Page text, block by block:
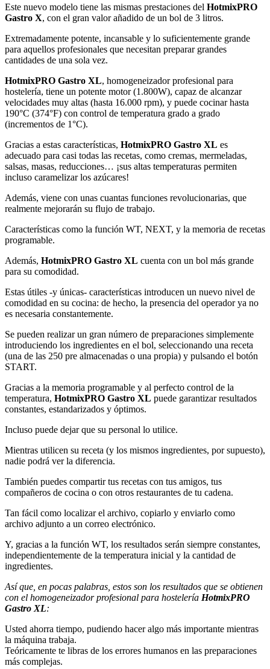
Este nuevo modelo tiene las mismas prestaciones del HotmixPRO
Gastro X, con el gran valor añadido de un bol de 3 litros.
Extremadamente potente, incansable y lo suficientemente grande
para aquellos profesionales que necesitan preparar grandes
cantidades de una sola vez.
HotmixPRO Gastro XL, homogeneizador profesional para
hostelería, tiene un potente motor (1.800W), capaz de alcanzar
velocidades muy altas (hasta 16.000 rpm), y puede cocinar hasta
190°C (374°F) con control de temperatura grado a grado
(incrementos de 1°C).
Gracias a estas características, HotmixPRO Gastro XL es
adecuado para casi todas las recetas, como cremas, mermeladas,
salsas, masas, reducciones… ¡sus altas temperaturas permiten
incluso caramelizar los azúcares!
Además, viene con unas cuantas funciones revolucionarias, que
realmente mejorarán su flujo de trabajo.
Características como la función WT, NEXT, y la memoria de recetas
programable.
Además, HotmixPRO Gastro XL cuenta con un bol más grande
para su comodidad.
Estas útiles -y únicas- características introducen un nuevo nivel de
comodidad en su cocina: de hecho, la presencia del operador ya no
es necesaria constantemente.
Se pueden realizar un gran número de preparaciones simplemente
introduciendo los ingredientes en el bol, seleccionando una receta
(una de las 250 pre almacenadas o una propia) y pulsando el botón
START.
Gracias a la memoria programable y al perfecto control de la
temperatura, HotmixPRO Gastro XL puede garantizar resultados
constantes, estandarizados y óptimos.
Incluso puede dejar que su personal lo utilice.
Mientras utilicen su receta (y los mismos ingredientes, por supuesto),
nadie podrá ver la diferencia.
También puedes compartir tus recetas con tus amigos, tus
compañeros de cocina o con otros restaurantes de tu cadena.
Tan fácil como localizar el archivo, copiarlo y enviarlo como
archivo adjunto a un correo electrónico.
Y, gracias a la función WT, los resultados serán siempre constantes,
independientemente de la temperatura inicial y la cantidad de
ingredientes.
Así que, en pocas palabras, estos son los resultados que se obtienen
con el homogeneizador profesional para hostelería HotmixPRO
Gastro XL:
Usted ahorra tiempo, pudiendo hacer algo más importante mientras
la máquina trabaja.
Teóricamente te libras de los errores humanos en las preparaciones
más complejas.